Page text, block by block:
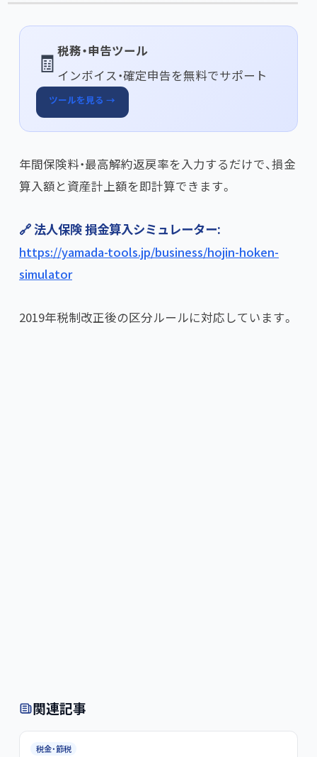
🧾
税務・申告ツール
インボイス・確定申告を無料でサポート
ツールを見る →
年間保険料・最高解約返戻率を入力するだけで、損金
算入額と資産計上額を即計算できます。
🔗 法人保険 損金算入シミュレーター:
https://yamada-tools.jp/business/hojin-hoken-
simulator
2019年税制改正後の区分ルールに対応しています。
関連記事
税金・節税